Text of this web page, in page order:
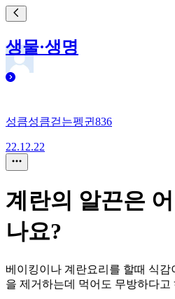
생물·생명
성큼성큼걷는펭귄836
22.12.22
계란의 알끈은
나요?
베이킹이나 계란요리를 할때 식
을 제거하는데 먹어도 무방하다고